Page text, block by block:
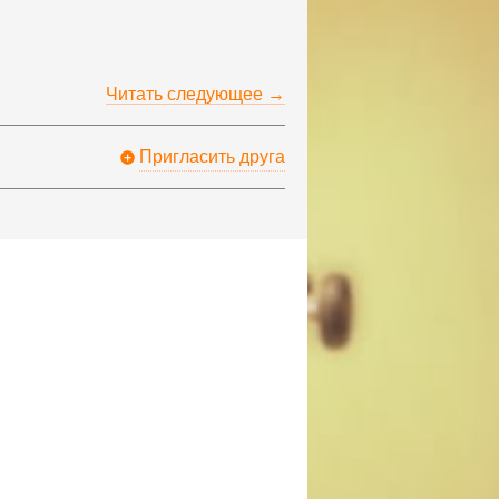
Читать следующее →
Пригласить друга